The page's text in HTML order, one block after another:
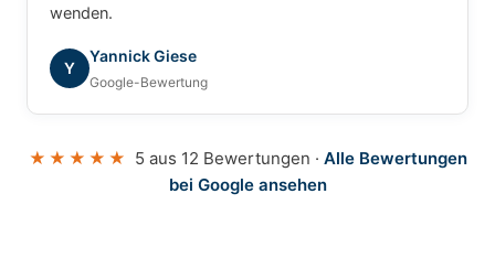
wenden.
Y
Yannick Giese
Google-Bewertung
★★★★★ 5 aus 12 Bewertungen · Alle Bewertungen
bei Google ansehen